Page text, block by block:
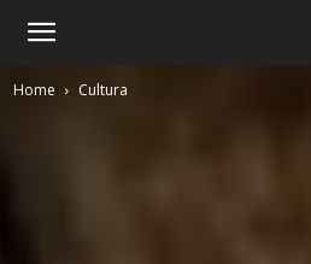
Home Cultura